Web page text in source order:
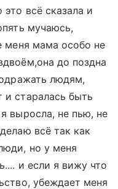
всё сказала и
мучаюсь,
меня мама особо не
до поздна
людям,
и старалась быть
выросла, не пью, не
всё так как
но у меня
и если я вижу что
убеждает меня